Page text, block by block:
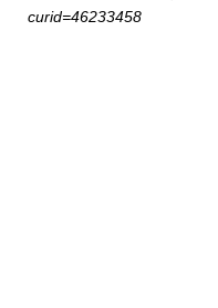
curid=46233458